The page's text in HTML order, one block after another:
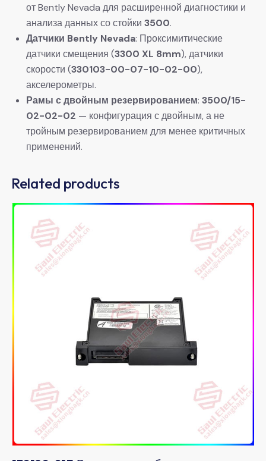
от Bently Nevada для расширенной диагностики и
анализа данных со стойки 3500.
Датчики Bently Nevada: Проксимитические
датчики смещения (3300 XL 8mm), датчики
скорости (330103-00-07-10-02-00),
акселерометры.
Рамы с двойным резервированием: 3500/15-
02-02-02 ​ — конфигурация с двойным, а не
тройным резервированием для менее критичных
применений.
Related products